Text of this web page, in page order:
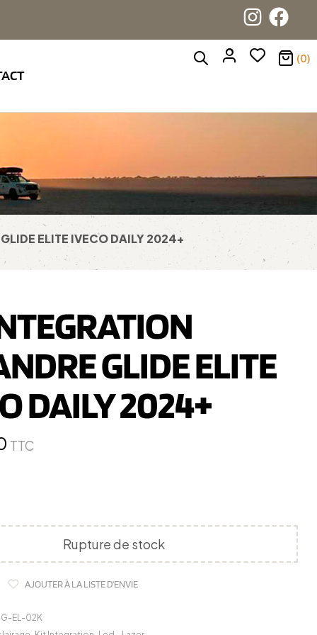
(0)
ELITE IVECO DAILY 2024+
GLIDE ELITE
DAILY 2024+
TTC
Rupture de stock
AJOUTER À LA LISTE D'ENVIE
EL-02K